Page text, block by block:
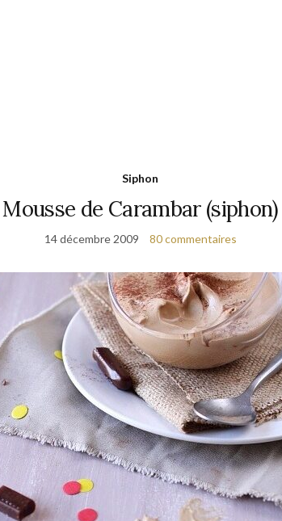
Siphon
Mousse de Carambar (siphon)
14 décembre 2009 80 commentaires